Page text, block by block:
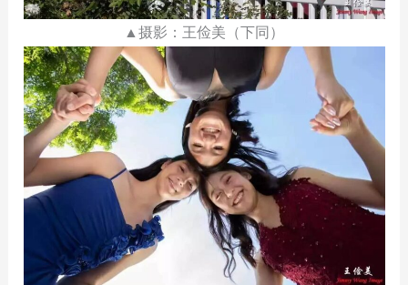
▲摄影：王俭美（下同）